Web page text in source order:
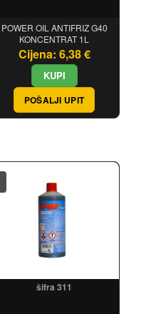
POWER OIL ANTIFRIZ G40
KONCENTRAT 1L
Cijena: 6,38 €
POŠALJI UPIT
šifra 311